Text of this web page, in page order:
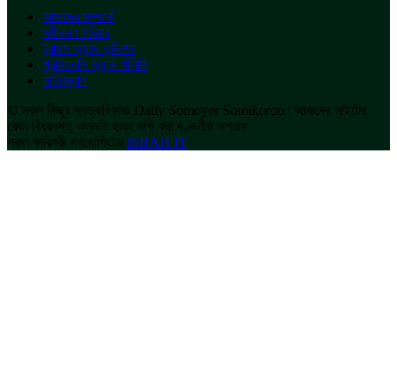
আমাদের সম্পর্কে
সমীকরণ পরিবার
ট্রামস অ্যান্ড কন্ডিশন
প্রাইভেসি অ্যান্ড পলিসি
সাইটম্যাপ
© সকল কিছুর স্বত্বাধিকারঃ Daily Somoyer Somikoron | আমাদের সাইটের
কোন বিষয়বস্তু অনুমতি ছাড়া কপি করা দণ্ডনীয় অপরাধ
সকল কারিগরী সহযোগিতায় ISBAH IT